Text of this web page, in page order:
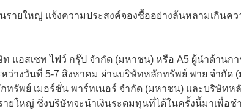
ายใหญ่ แจ้งความประสงค์จองซื้ออย่างล้นหลามเกิน
แอสเซท ไฟว์ กรุ๊ป จำกัด (มหาชน) หรือ A5 ผู้นำด้าน
หว่างวันที่ 5-7 สิงหาคม ผ่านบริษัทหลักทรัพย์ พาย จำกั
รัพย์ เมอร์ชั่น พาร์ทเนอร์ จำกัด (มหาชน) และบริษัท
ยใหญ่ ซึ่งบริษัทจะนำเงินระดมทุนที่ได้ในครั้งนี้มาเพื่อช